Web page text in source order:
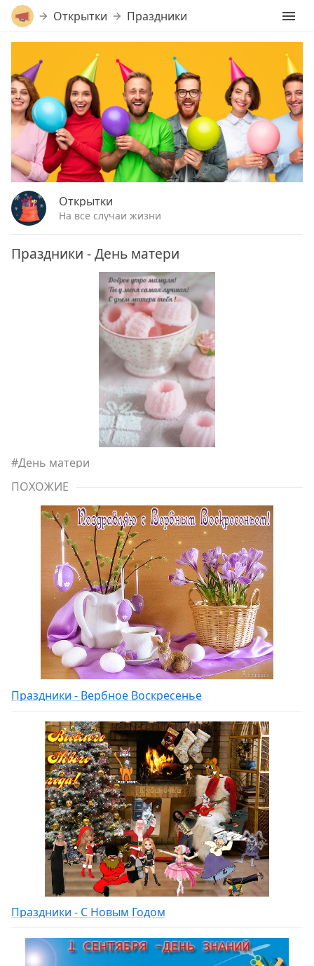
Открытки Праздники
Открытки
На все случаи жизни
Праздники - День матери
#День матери
ПОХОЖИЕ
Праздники - Вербное Воскресенье
Праздники - С Новым Годом